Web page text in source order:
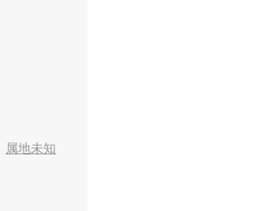
属地未知